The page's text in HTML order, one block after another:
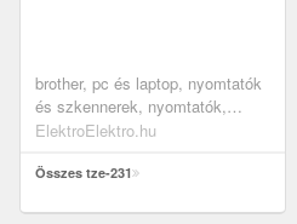
brother, pc és laptop, nyomtatók
és szkennerek, nyomtatók,
kellékek, papírok, papírok,
ElektroElektro.hu
Összes tze-231